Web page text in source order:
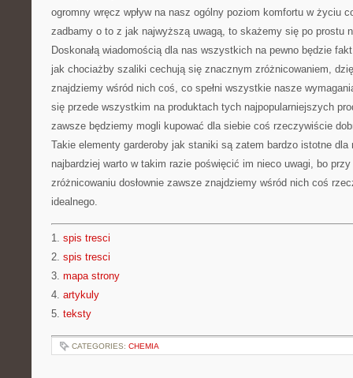
ogromny wręcz wpływ na nasz ogólny poziom komfortu w życiu
zadbamy o to z jak najwyższą uwagą, to skażemy się po prostu
Doskonałą wiadomością dla nas wszystkich na pewno będzie
jak chociażby szaliki cechują się znacznym zróżnicowaniem,
znajdziemy wśród nich coś, co spełni wszystkie nasze
się przede wszystkim na produktach tych najpopularniejszych
zawsze będziemy mogli kupować dla siebie coś rzeczywiście
Takie elementy garderoby jak staniki są zatem bardzo istotne
najbardziej warto w takim razie poświęcić im nieco uwagi, bo
zróżnicowaniu dosłownie zawsze znajdziemy wśród nich coś
idealnego.
1. spis tresci
2. spis tresci
3. mapa strony
4. artykuly
5. teksty
CATEGORIES: CHEMIA